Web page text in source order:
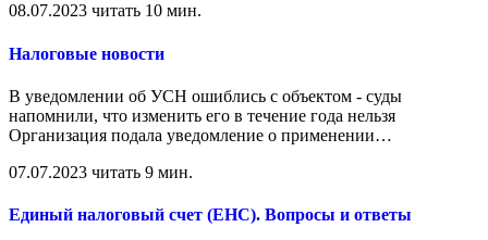
08.07.2023 читать 10 мин.
Налоговые новости
В уведомлении об УСН ошиблись с объектом - суды
напомнили, что изменить его в течение года нельзя
Организация подала уведомление о применении…
07.07.2023 читать 9 мин.
Единый налоговый счет (ЕНС). Вопросы и ответы